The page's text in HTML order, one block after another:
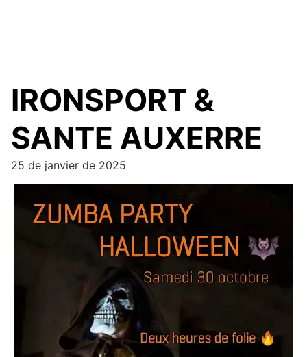
IRONSPORT &
SANTE AUXERRE
25 de janvier de 2025